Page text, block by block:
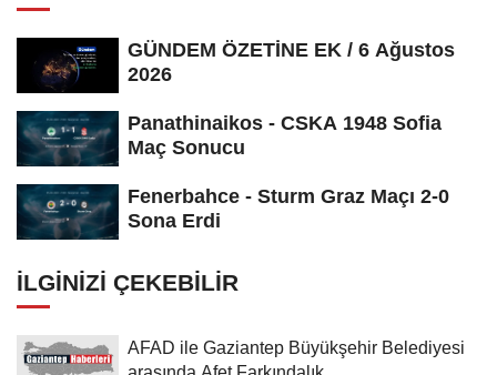
GÜNDEM ÖZETİNE EK / 6 Ağustos
2026
Panathinaikos - CSKA 1948 Sofia
Maç Sonucu
Fenerbahce - Sturm Graz Maçı 2-0
Sona Erdi
İLGINIZI ÇEKEBILIR
AFAD ile Gaziantep Büyükşehir Belediyesi